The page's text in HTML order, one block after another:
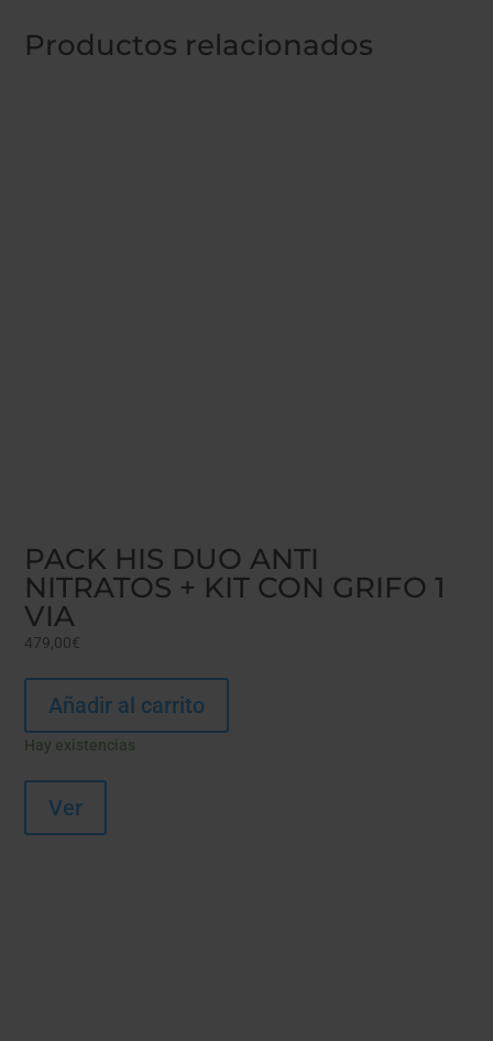
Productos relacionados
PACK HIS DUO ANTI
NITRATOS + KIT CON GRIFO 1
VIA
479,00€
Añadir al carrito
Hay existencias
Ver